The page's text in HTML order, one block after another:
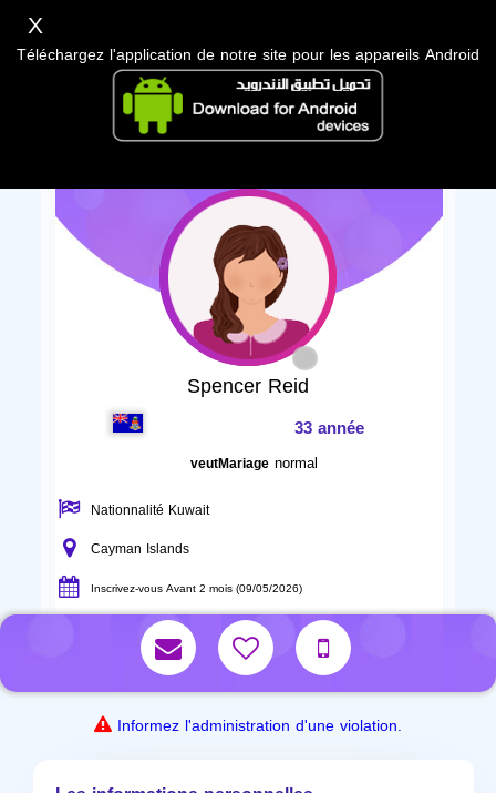
Spencer Reid
33 année
veutMariage normal
Nationnalité Kuwait
Cayman Islands
Inscrivez-vous Avant 2 mois (09/05/2026)
Informez l'administration d'une violation.
X
Téléchargez l'application de notre site pour les appareils Android